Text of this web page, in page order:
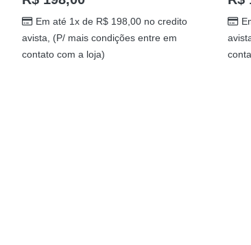
Em até 1x de R$ 198,00 no credito
avista, (P/ mais condições entre em
contato com a loja)